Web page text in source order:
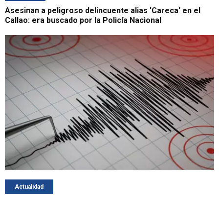
Asesinan a peligroso delincuente alias 'Careca' en el
Callao: era buscado por la Policía Nacional
Actualidad